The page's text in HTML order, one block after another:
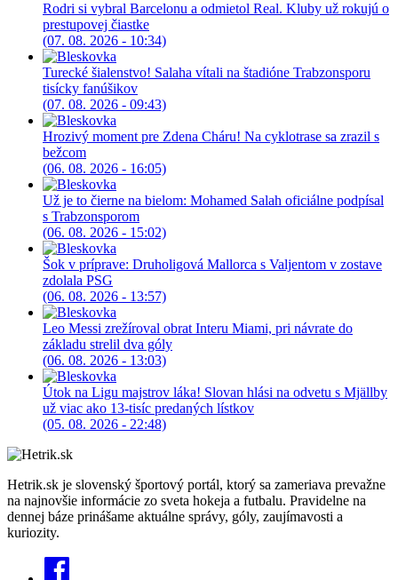
Rodri si vybral Barcelonu a odmietol Real. Kluby už rokujú o
prestupovej čiastke
(07. 08. 2026 - 10:34)
Turecké šialenstvo! Salaha vítali na štadióne Trabzonsporu
tisícky fanúšikov
(07. 08. 2026 - 09:43)
Hrozivý moment pre Zdena Cháru! Na cyklotrase sa zrazil s
bežcom
(06. 08. 2026 - 16:05)
Už je to čierne na bielom: Mohamed Salah oficiálne podpísal
s Trabzonsporom
(06. 08. 2026 - 15:02)
Šok v príprave: Druholigová Mallorca s Valjentom v zostave
zdolala PSG
(06. 08. 2026 - 13:57)
Leo Messi zrežíroval obrat Interu Miami, pri návrate do
základu strelil dva góly
(06. 08. 2026 - 13:03)
Útok na Ligu majstrov láka! Slovan hlási na odvetu s Mjällby
už viac ako 13-tisíc predaných lístkov
(05. 08. 2026 - 22:48)
Hetrik.sk je slovenský športový portál, ktorý sa zameriava prevažne
na najnovšie informácie zo sveta hokeja a futbalu. Pravidelne na
dennej báze prinášame aktuálne správy, góly, zaujímavosti a
kuriozity.